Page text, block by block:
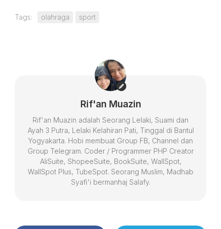
Tags: olahraga sport
Rif'an Muazin
Rif'an Muazin adalah Seorang Lelaki, Suami dan
Ayah 3 Putra, Lelaki Kelahiran Pati, Tinggal di Bantul
Yogyakarta. Hobi membuat Group FB, Channel dan
Group Telegram. Coder / Programmer PHP Creator
AliSuite, ShopeeSuite, BookSuite, WallSpot,
WallSpot Plus, TubeSpot. Seorang Muslim, Madhab
Syafi'i bermanhaj Salafy.